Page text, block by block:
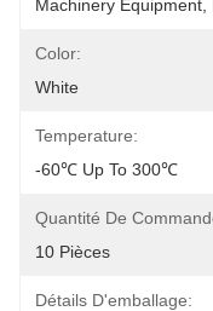
Machinery
Color:
White
Temperature:
-60℃ Up To 300℃
Quantité De
10 Pièces
Détails D'emballage: